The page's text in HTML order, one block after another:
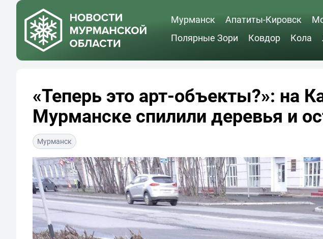
Мурманск Апатиты-Кировск
Полярные Зори
Ковдор Кола
«Теперь это арт-объекты?»: на
Мурманске спилили деревья и
Мурманск